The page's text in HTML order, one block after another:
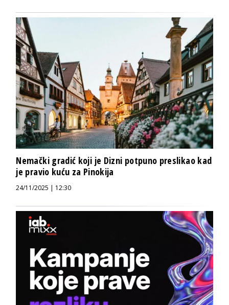
Nemački gradić koji je Dizni potpuno preslikao kad
je pravio kuću za Pinokija
24/11/2025 | 12:30